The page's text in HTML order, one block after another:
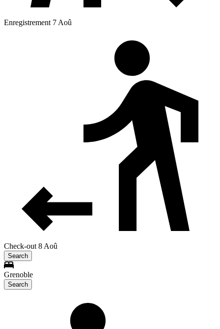
Enregistrement 7 Aoû
Check-out 8 Aoû
Search
Grenoble
Search